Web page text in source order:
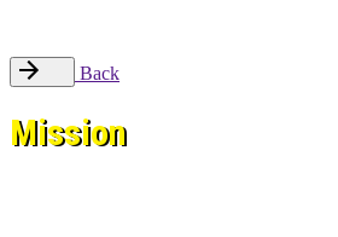
Back
Mission